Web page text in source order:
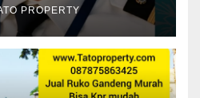
PROPERTY